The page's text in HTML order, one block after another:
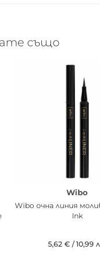
също
Wibo
Wibo очна линия
Ink
5,62 € /10,99